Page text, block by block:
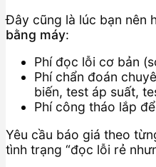
Đây cũng là lúc bạn nên
bằng máy:
Phí đọc lỗi cơ bản
Phí chẩn đoán
biến, test áp suất,
Phí công tháo lắp
Yêu cầu báo giá theo
tình trạng “đọc lỗi rẻ